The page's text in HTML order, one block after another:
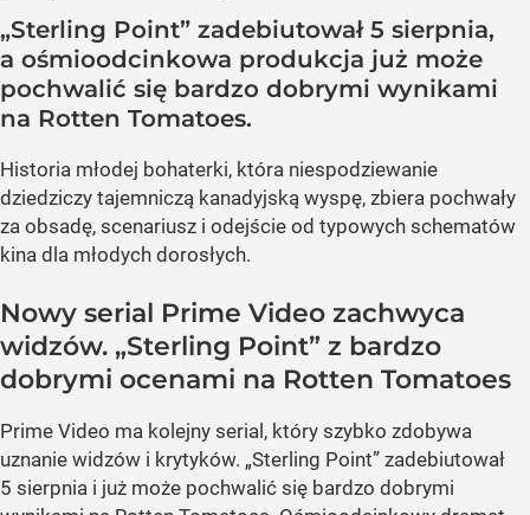
„Sterling Point” zadebiutował 5 sierpnia,
a ośmioodcinkowa produkcja już może
pochwalić się bardzo dobrymi wynikami
na Rotten Tomatoes.
Historia młodej bohaterki, która niespodziewanie
dziedziczy tajemniczą kanadyjską wyspę, zbiera pochwały
za obsadę, scenariusz i odejście od typowych schematów
kina dla młodych dorosłych.
Nowy serial Prime Video zachwyca
widzów. „Sterling Point” z bardzo
dobrymi ocenami na Rotten Tomatoes
Prime Video ma kolejny serial, który szybko zdobywa
uznanie widzów i krytyków. „Sterling Point” zadebiutował
5 sierpnia i już może pochwalić się bardzo dobrymi